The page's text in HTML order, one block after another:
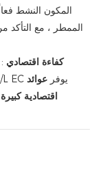
المكون النشط
الممطر ، مع
كفاءة اقتصادي
، Lambda-cyhalothrin 100g/L EC يوفرعوائد
اقتصادية كبيرة